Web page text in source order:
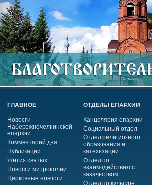
ГЛАВНОЕ
Новости
Набережночелнинской
епархии
Комментарий дня
Публикации
Жития святых
Новости митрополии
Церковные новости
ОТДЕЛЫ ЕПАРХИИ
Канцелярия епархии
Социальный отдел
Отдел религиозного
образования и
катехизации
Отдел по
взаимодействию с
казачеством
Отдел по культуре